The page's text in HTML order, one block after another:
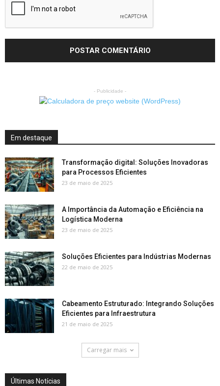
- Publicidade -
Em destaque
Transformação digital: Soluções Inovadoras
para Processos Eficientes
23 de maio de 2025
A Importância da Automação e Eficiência na
Logística Moderna
23 de maio de 2025
Soluções Eficientes para Indústrias Modernas
22 de maio de 2025
Cabeamento Estruturado: Integrando Soluções
Eficientes para Infraestrutura
21 de maio de 2025
Carregar mais
Últimas Notícias